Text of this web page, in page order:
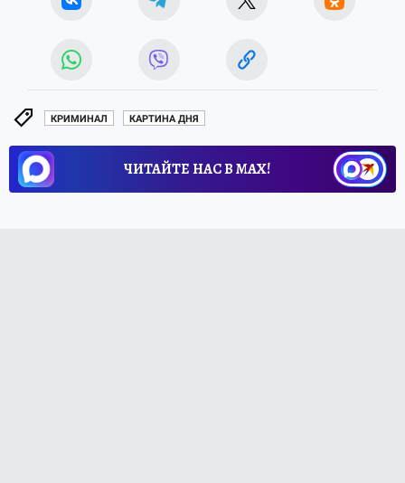
КРИМИНАЛ КАРТИНА ДНЯ
ЧИТАЙТЕ НАС В МАХ!